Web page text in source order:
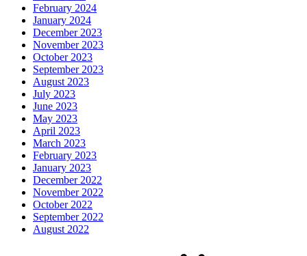
February 2024
January 2024
December 2023
November 2023
October 2023
September 2023
August 2023
July 2023
June 2023
May 2023
April 2023
March 2023
February 2023
January 2023
December 2022
November 2022
October 2022
September 2022
August 2022